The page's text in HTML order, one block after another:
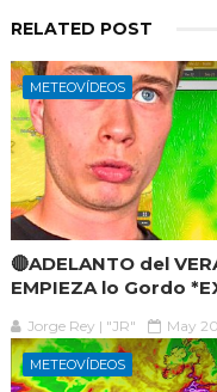
RELATED POST
METEOVÍDEOS
🔴ADELANTO del
EMPIEZA lo Gordo
Jorge Rey | "JR" May
METEOVÍDEOS